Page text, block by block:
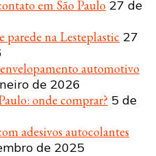
em São Paulo 27 de
parede na Lesteplastic 27
automotivo
de 2026
onde comprar? 5 de
adesivos autocolantes
de 2025